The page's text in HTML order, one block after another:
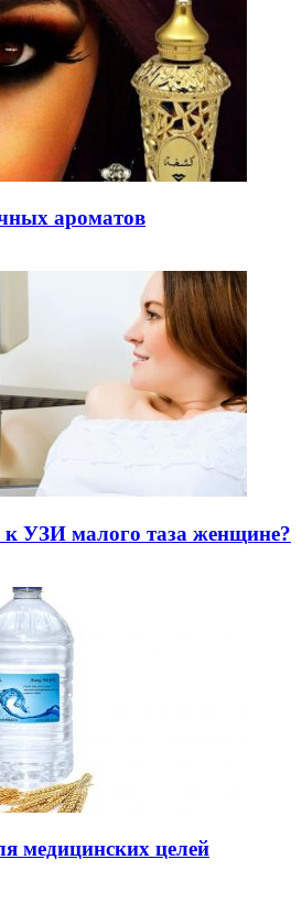
ароматов
к УЗИ малого таза женщине?
медицинских целей